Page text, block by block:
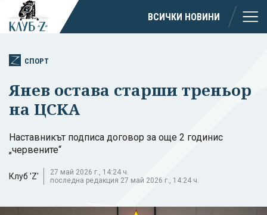
ВСИЧКИ НОВИНИ
СПОРТ
Янев остава старши треньор
на ЦСКА
Наставникът подписа договор за още 2 годинис
„червените“
Клуб 'Z'
27 май 2026 г., 14:24 ч.
последна редакция 27 май 2026 г., 14:24 ч.